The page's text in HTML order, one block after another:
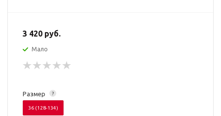
3 420 руб.
Мало
?
Размер
36 (128-134)